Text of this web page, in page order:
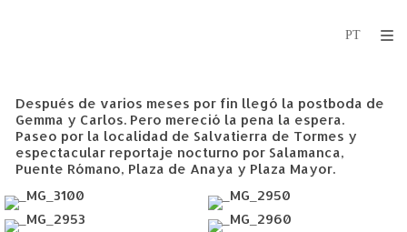
Después de varios meses por fin llegó la postboda de
Gemma y Carlos. Pero mereció la pena la espera.
Paseo por la localidad de Salvatierra de Tormes y
espectacular reportaje nocturno por Salamanca,
Puente Rómano, Plaza de Anaya y Plaza Mayor.